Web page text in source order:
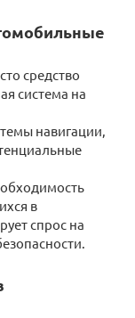
средство
система на
навигации,
в
спрос на